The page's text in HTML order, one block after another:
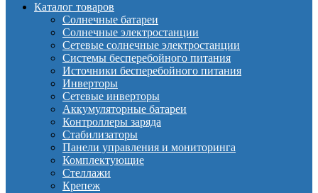
Каталог товаров
Солнечные батареи
Солнечные электростанции
Сетевые солнечные электростанции
Системы бесперебойного питания
Источники бесперебойного питания
Инверторы
Сетевые инверторы
Аккумуляторные батареи
Контроллеры заряда
Стабилизаторы
Панели управления и мониторинга
Комплектующие
Стеллажи
Крепеж